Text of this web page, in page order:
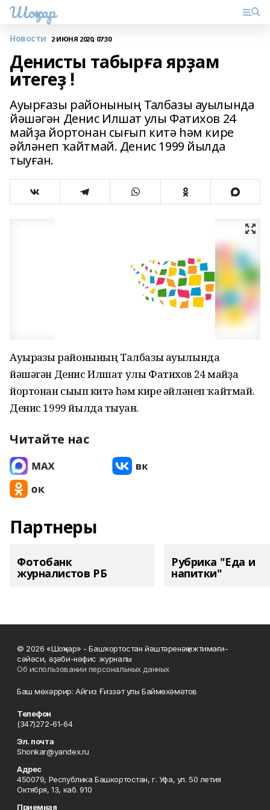
Шоңҡар
Новости 2 ИЮНЯ 2020, 07:30
Денисты табырға ярҙам
итегеҙ !
Ауырғазы районының Талбазы ауылында
йәшәгән Денис Илшат улы Фатихов 24
майҙа йортонан сығып китә һәм кире
әйләнеп ҡайтмай. Денис 1999 йылда
тыуған.
Ауырғазы районының Талбазы ауылында
йәшәгән Денис Илшат улы Фатихов 24 майҙа
йортонан сығып китә һәм кире әйләнеп ҡайтмай.
Денис 1999 йылда тыуған.
Читайте нас
Партнеры
Фотобанк
журналистов РБ
Рубрика "Еда и
напитки"
© 2026 «Шоңҡар» - Башҡортостан йәштәренәң ижтимағи-
сәйәси, әҙәби-нәфис журналы
Об использовании персональных данных
Баш мөхәррир: Айгиз Ғиззәт улы Баймөхәмәтов
Телефон
(347)272-61-64
Эл. почта
Shonkar@yandex.ru
Адрес
450079, Республика Башкортостан, г. Уфа, ул. 50 летия
Октября, 13, каб. 910
Приемная